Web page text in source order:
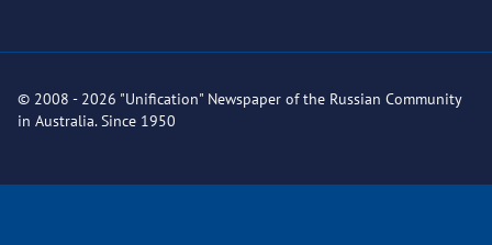
© 2008 - 2026 "Unification" Newspaper of the Russian Community
in Australia. Since 1950